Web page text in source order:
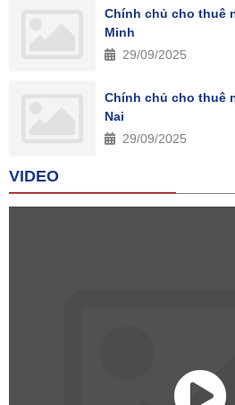
Chính chủ cho thuê
Minh
29/09/2025
Chính chủ cho thuê
Nai
29/09/2025
VIDEO